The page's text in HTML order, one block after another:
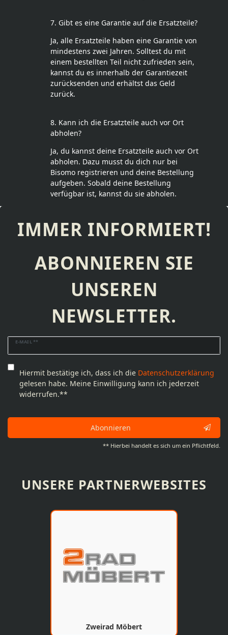
7. Gibt es eine Garantie auf die Ersatzteile?
Ja, alle Ersatzteile haben eine Garantie von
mindestens zwei Jahren. Solltest du mit
einem bestellten Teil nicht zufrieden sein,
kannst du es innerhalb der Garantiezeit
zurücksenden und erhältst das Geld
zurück.
8. Kann ich die Ersatzteile auch vor Ort
abholen?
Ja, du kannst deine Ersatzteile auch vor Ort
abholen. Dazu musst du dich nur bei
Bisomo registrieren und deine Bestellung
aufgeben. Sobald deine Bestellung
verfügbar ist, kannst du sie abholen.
IMMER INFORMIERT!
ABONNIEREN SIE
UNSEREN
NEWSLETTER.
E-MAIL **
Newsletter
Honig
Hiermit bestätige ich, dass ich die Daten­schutz­erklärung
gelesen habe. Meine Einwilligung kann ich jederzeit
widerrufen.**
Abonnieren
** Hierbei handelt es sich um ein Pflichtfeld.
UNSERE PARTNERWEBSITES
Zweirad Möbert